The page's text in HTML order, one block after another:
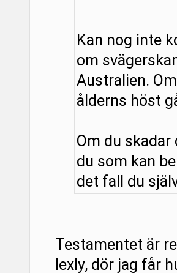
Kan nog inte
om
Australien.
ålderns höst
Om du
du som kan
det fall du
Testamentet är
lexly, dör jag får